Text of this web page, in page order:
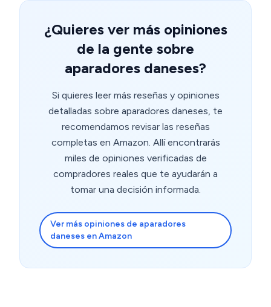
desatornillado bajo las mismas cuando las atornillas,
conseguirás una separación homogénea respecto al
marco inferior. Después es regular la distancia a los
lados, entre ellas y al plano vertical. Quedan muy bien si
cuesta más encontrar algo así.
¿Quieres ver más opiniones
de la gente sobre
aparadores daneses?
Si quieres leer más reseñas y opiniones
detalladas sobre aparadores daneses, te
recomendamos revisar las reseñas
completas en Amazon. Allí encontrarás
miles de opiniones verificadas de
compradores reales que te ayudarán a
tomar una decisión informada.
Ver más opiniones de aparadores
daneses en Amazon